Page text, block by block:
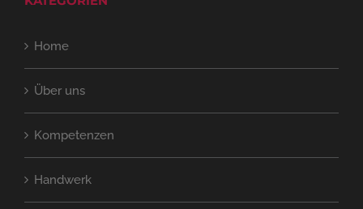
Home
Über uns
Kompetenzen
Handwerk